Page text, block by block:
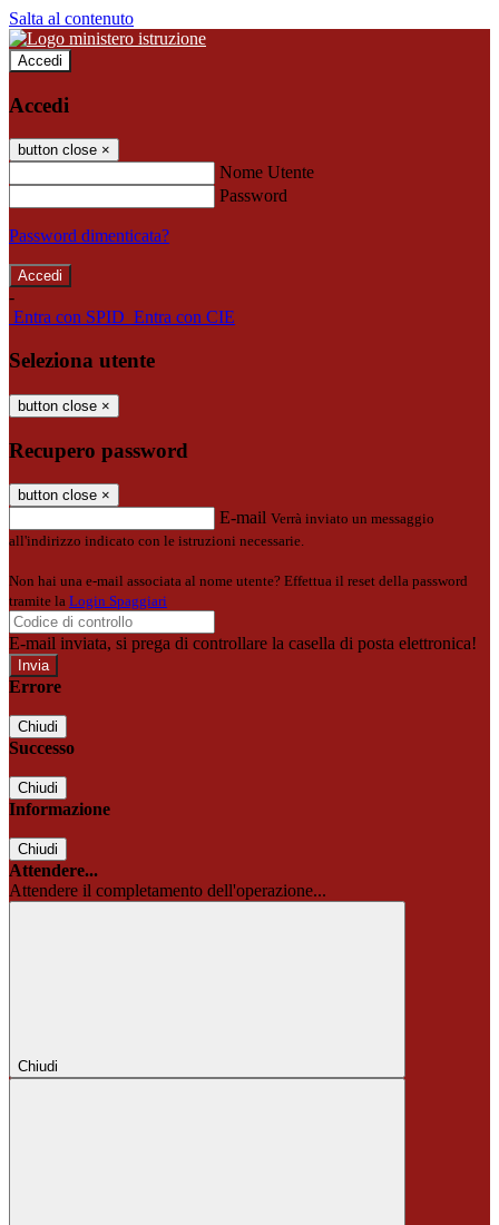
Salta al contenuto
Accedi
Accedi
button close ×
Nome Utente
Password
Password dimenticata?
-
Entra con SPID Entra con CIE
Seleziona utente
button close ×
Recupero password
button close ×
E-mail Verrà inviato un messaggio
all'indirizzo indicato con le istruzioni necessarie.
Non hai una e-mail associata al nome utente? Effettua il reset della password
tramite la Login Spaggiari
E-mail inviata, si prega di controllare la casella di posta elettronica!
Errore
Chiudi
Successo
Chiudi
Informazione
Chiudi
Attendere...
Attendere il completamento dell'operazione...
Chiudi